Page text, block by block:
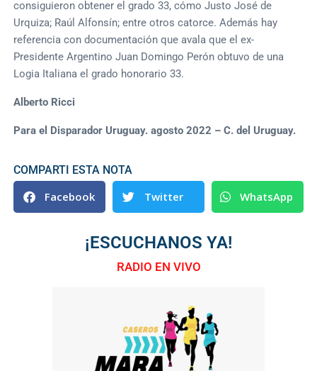
consiguieron obtener el grado 33, cómo Justo José de
Urquiza; Raúl Alfonsín; entre otros catorce. Además hay
referencia con documentación que avala que el ex-
Presidente Argentino Juan Domingo Perón obtuvo de una
Logia Italiana el grado honorario 33.
Alberto Ricci
Para el Disparador Uruguay. agosto 2022 – C. del Uruguay.
COMPARTI ESTA NOTA
Facebook Twitter WhatsApp
¡ESCUCHANOS YA!
RADIO EN VIVO